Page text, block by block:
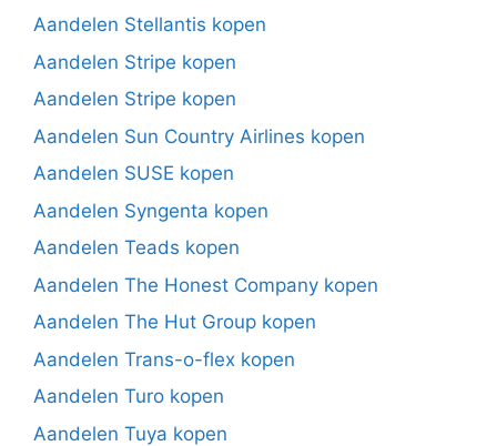
Aandelen Stellantis kopen
Aandelen Stripe kopen
Aandelen Stripe kopen
Aandelen Sun Country Airlines kopen
Aandelen SUSE kopen
Aandelen Syngenta kopen
Aandelen Teads kopen
Aandelen The Honest Company kopen
Aandelen The Hut Group kopen
Aandelen Trans-o-flex kopen
Aandelen Turo kopen
Aandelen Tuya kopen